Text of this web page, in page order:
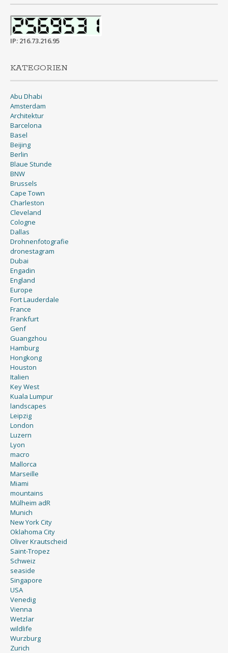
IP: 216.73.216.95
KATEGORIEN
Abu Dhabi
Amsterdam
Architektur
Barcelona
Basel
Beijing
Berlin
Blaue Stunde
BNW
Brussels
Cape Town
Charleston
Cleveland
Cologne
Dallas
Drohnenfotografie
dronestagram
Dubai
Engadin
England
Europe
Fort Lauderdale
France
Frankfurt
Genf
Guangzhou
Hamburg
Hongkong
Houston
Italien
Key West
Kuala Lumpur
landscapes
Leipzig
London
Luzern
Lyon
macro
Mallorca
Marseille
Miami
mountains
Mülheim adR
Munich
New York City
Oklahoma City
Oliver Krautscheid
Saint-Tropez
Schweiz
seaside
Singapore
USA
Venedig
Vienna
Wetzlar
wildlife
Wurzburg
Zurich